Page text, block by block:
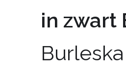
in zwart
Burleska